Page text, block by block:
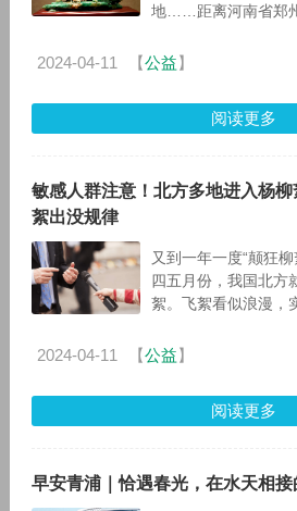
地……距离河南省郑
2024-04-11 【公益】
阅读更多
敏感人群注意！北方多地进入杨
絮出没规律
又到一年一度“颠狂
四五月份，我国北方
絮。飞絮看似浪漫，
脸，就会鼻涕一把
2024-04-11 【公益】
阅读更多
早安青浦｜恰遇春光，在水天相接